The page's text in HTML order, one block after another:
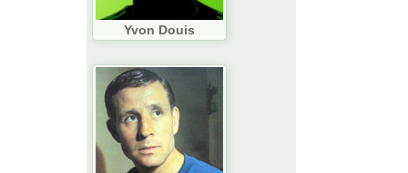
Yvon Douis